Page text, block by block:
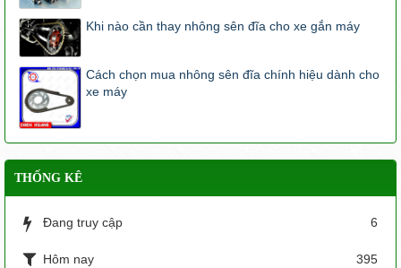
Khi nào cần thay nhông sên đĩa cho xe gắn máy
Cách chọn mua nhông sên đĩa chính hiệu dành cho
xe máy
THỐNG KÊ
Đang truy cập 6
Hôm nay
395